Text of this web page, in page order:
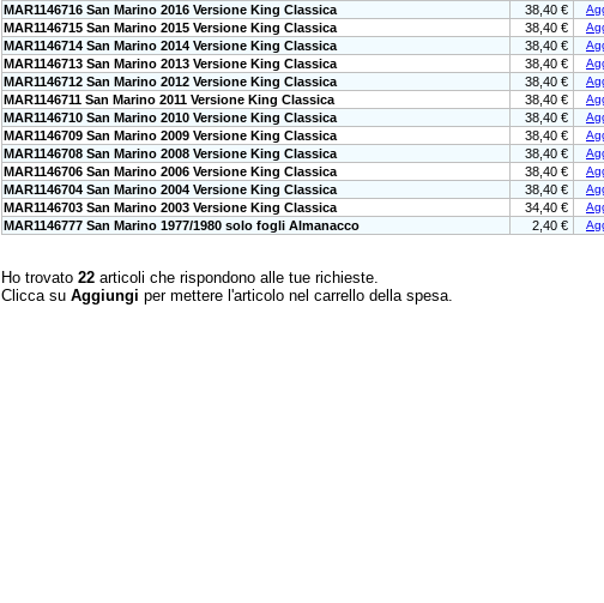
MAR1146716 San Marino 2016 Versione King Classica 38,40 €
MAR1146715 San Marino 2015 Versione King Classica 38,40 €
MAR1146714 San Marino 2014 Versione King Classica 38,40 €
MAR1146713 San Marino 2013 Versione King Classica 38,40 €
MAR1146712 San Marino 2012 Versione King Classica 38,40 €
MAR1146711 San Marino 2011 Versione King Classica 38,40 €
MAR1146710 San Marino 2010 Versione King Classica 38,40 €
MAR1146709 San Marino 2009 Versione King Classica 38,40 €
MAR1146708 San Marino 2008 Versione King Classica 38,40 €
MAR1146706 San Marino 2006 Versione King Classica 38,40 €
MAR1146704 San Marino 2004 Versione King Classica 38,40 €
MAR1146703 San Marino 2003 Versione King Classica 34,40 €
MAR1146777 San Marino 1977/1980 solo fogli Almanacco 2,40 €
Ho trovato 22 articoli che rispondono alle tue richieste.
Clicca su Aggiungi per mettere l'articolo nel carrello della spesa.